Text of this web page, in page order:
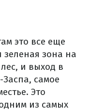
это все еще
зеленая зона на
и выход в
самое
Это
из самых